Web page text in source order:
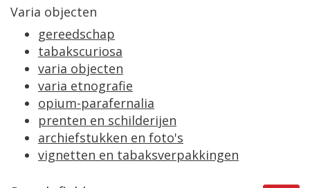
Varia objecten
gereedschap
tabakscuriosa
varia objecten
varia etnografie
opium-parafernalia
prenten en schilderijen
archiefstukken en foto's
vignetten en tabaksverpakkingen